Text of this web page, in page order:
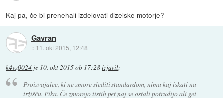
Kaj pa, če bi prenehali izdelovati dizelske motorje?
Gavran
:: 11. okt 2015, 12:48
k4vz0024 je 10. okt 2015 ob 17:28izjavil:
Proizvajalec, ki ne zmore slediti standardom, nima kaj iskati na
tržišču. Pika. Če zmorejo tistih pet naj se ostali potrudijo ali get